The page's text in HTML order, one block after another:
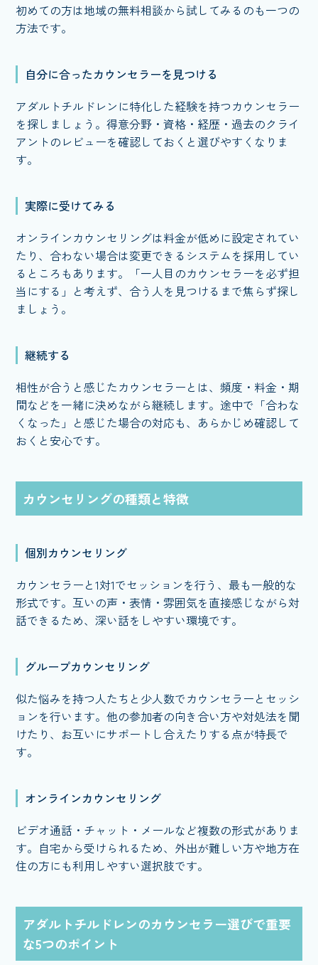
初めての方は地域の無料相談から試してみるのも一つの
方法です。
自分に合ったカウンセラーを見つける
アダルトチルドレンに特化した経験を持つカウンセラー
を探しましょう。得意分野・資格・経歴・過去のクライ
アントのレビューを確認しておくと選びやすくなりま
す。
実際に受けてみる
オンラインカウンセリングは料金が低めに設定されてい
たり、合わない場合は変更できるシステムを採用してい
るところもあります。「一人目のカウンセラーを必ず担
当にする」と考えず、合う人を見つけるまで焦らず探し
ましょう。
継続する
相性が合うと感じたカウンセラーとは、頻度・料金・期
間などを一緒に決めながら継続します。途中で「合わな
くなった」と感じた場合の対応も、あらかじめ確認して
おくと安心です。
カウンセリングの種類と特徴
個別カウンセリング
カウンセラーと1対1でセッションを行う、最も一般的な
形式です。互いの声・表情・雰囲気を直接感じながら対
話できるため、深い話をしやすい環境です。
グループカウンセリング
似た悩みを持つ人たちと少人数でカウンセラーとセッシ
ョンを行います。他の参加者の向き合い方や対処法を聞
けたり、お互いにサポートし合えたりする点が特長で
す。
オンラインカウンセリング
ビデオ通話・チャット・メールなど複数の形式がありま
す。自宅から受けられるため、外出が難しい方や地方在
住の方にも利用しやすい選択肢です。
アダルトチルドレンのカウンセラー選びで重要
な5つのポイント